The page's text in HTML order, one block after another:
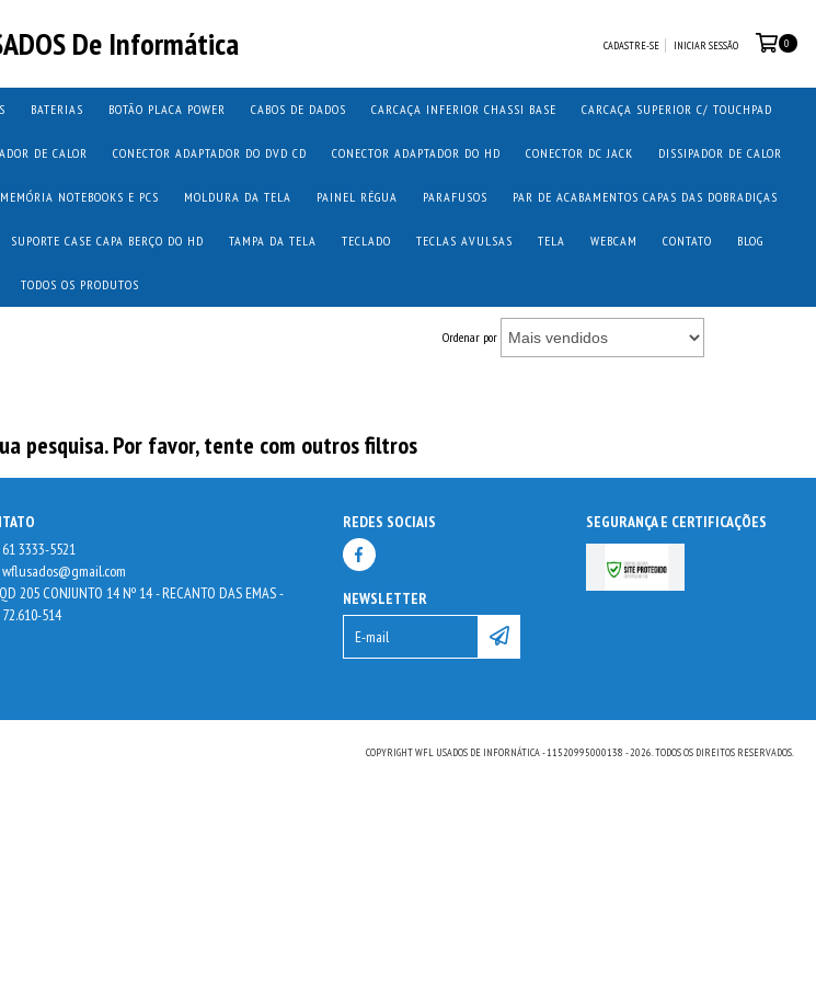
De Informática CADASTRE-SE INICIAR SESSÃO 0
BATERIAS BOTÃO PLACA POWER CABOS DE DADOS CARCAÇA INFERIOR CHASSI BASE CARCAÇA SUPERIOR C/ TOUCHPAD
DE CALOR CONECTOR ADAPTADOR DO DVD CD CONECTOR ADAPTADOR DO HD CONECTOR DC JACK DISSIPADOR DE CALOR
MEMÓRIA NOTEBOOKS E PCS MOLDURA DA TELA PAINEL RÉGUA PARAFUSOS PAR DE ACABAMENTOS CAPAS DAS DOBRADIÇAS
SUPORTE CASE CAPA BERÇO DO HD TAMPA DA TELA TECLADO TECLAS AVULSAS TELA WEBCAM CONTATO BLOG
TODOS OS PRODUTOS
Ordenar por
pesquisa. Por favor, tente com outros filtros
61 3333-5521
wflusados@gmail.com
QD 205 CONJUNTO 14 Nº 14 - RECANTO DAS EMAS -
72.610-514
REDES SOCIAIS
NEWSLETTER
SEGURANÇA E CERTIFICAÇÕES
COPYRIGHT WFL USADOS DE INFORNÁTICA - 11520995000138 - 2026. TODOS OS DIREITOS RESERVADOS.